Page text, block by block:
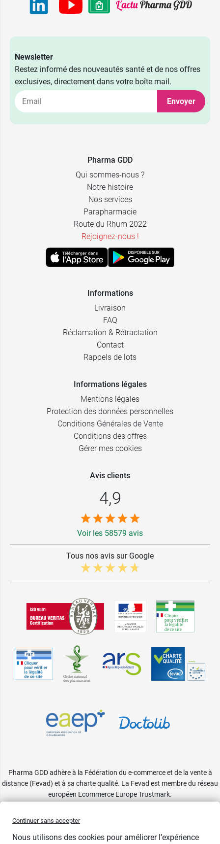
15 ml
Newsletter
Restez informé des nouveautés santé et de nos offres
exclusives, directement dans votre boîte mail.
Envoyer
Pharma GDD
Qui sommes-nous ?
Notre histoire
Nos services
Parapharmacie
Route du Rhum 2022
Rejoignez-nous !
Informations
Livraison
FAQ
Réclamation & Rétractation
Contact
Rappels de lots
Informations légales
Mentions légales
Protection des données personnelles
Conditions Générales de Vente
Conditions des offres
Gérer mes cookies
Avis clients
4,9
Voir les 58579 avis
Tous nos avis sur Google
Pharma GDD adhère à la Fédération du e-commerce et de la vente à
distance (Fevad) et à sa charte qualité. La Fevad est membre du réseau
européen Ecommerce Europe Trustmark.
Continuer sans accepter
Nous utilisons des cookies pour améliorer l’expérience